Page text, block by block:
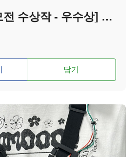
[2025년 공모전 수상작 - 우수상] 시각장애인들을 위한 러닝 보조기기
담기